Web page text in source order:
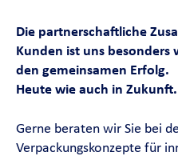
Produktnavigator
News
SÜDPACK Gruppe
Die partnerschaftliche
Kunden ist uns
den gemeinsamen Erfolg.
Heute wie auch in Zukunft.
Gerne beraten wir Sie bei
Verpackungskonzepte für